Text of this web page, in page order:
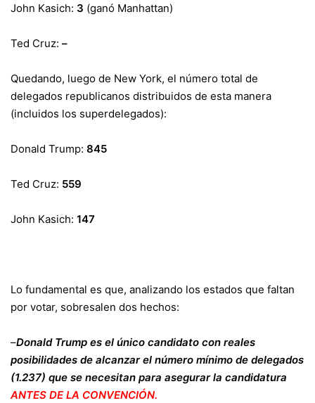
John Kasich: 3 (ganó Manhattan)
Ted Cruz: –
Quedando, luego de New York, el número total de
delegados republicanos distribuidos de esta manera
(incluidos los superdelegados):
Donald Trump: 845
Ted Cruz: 559
John Kasich: 147
Lo fundamental es que, analizando los estados que faltan
por votar, sobresalen dos hechos:
–Donald Trump es el único candidato con reales
posibilidades de alcanzar el número mínimo de delegados
(1.237) que se necesitan para asegurar la candidatura
ANTES DE LA CONVENCIÓN.